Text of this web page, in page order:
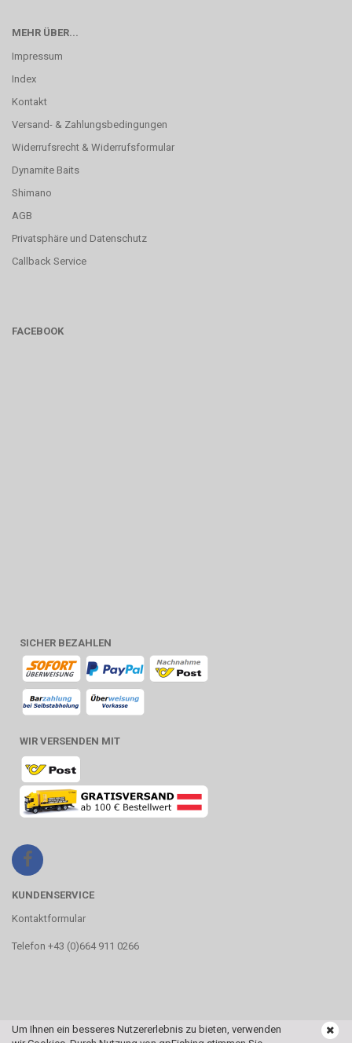
Um Ihnen ein besseres Nutzererlebnis zu bieten, verwenden
MEHR ÜBER...
Impressum
Index
Kontakt
Versand- & Zahlungsbedingungen
Widerrufsrecht & Widerrufsformular
Dynamite Baits
Shimano
AGB
Privatsphäre und Datenschutz
Callback Service
FACEBOOK
SICHER BEZAHLEN
WIR VERSENDEN MIT
KUNDENSERVICE
Kontaktformular
Telefon +43 (0)664 911 0266